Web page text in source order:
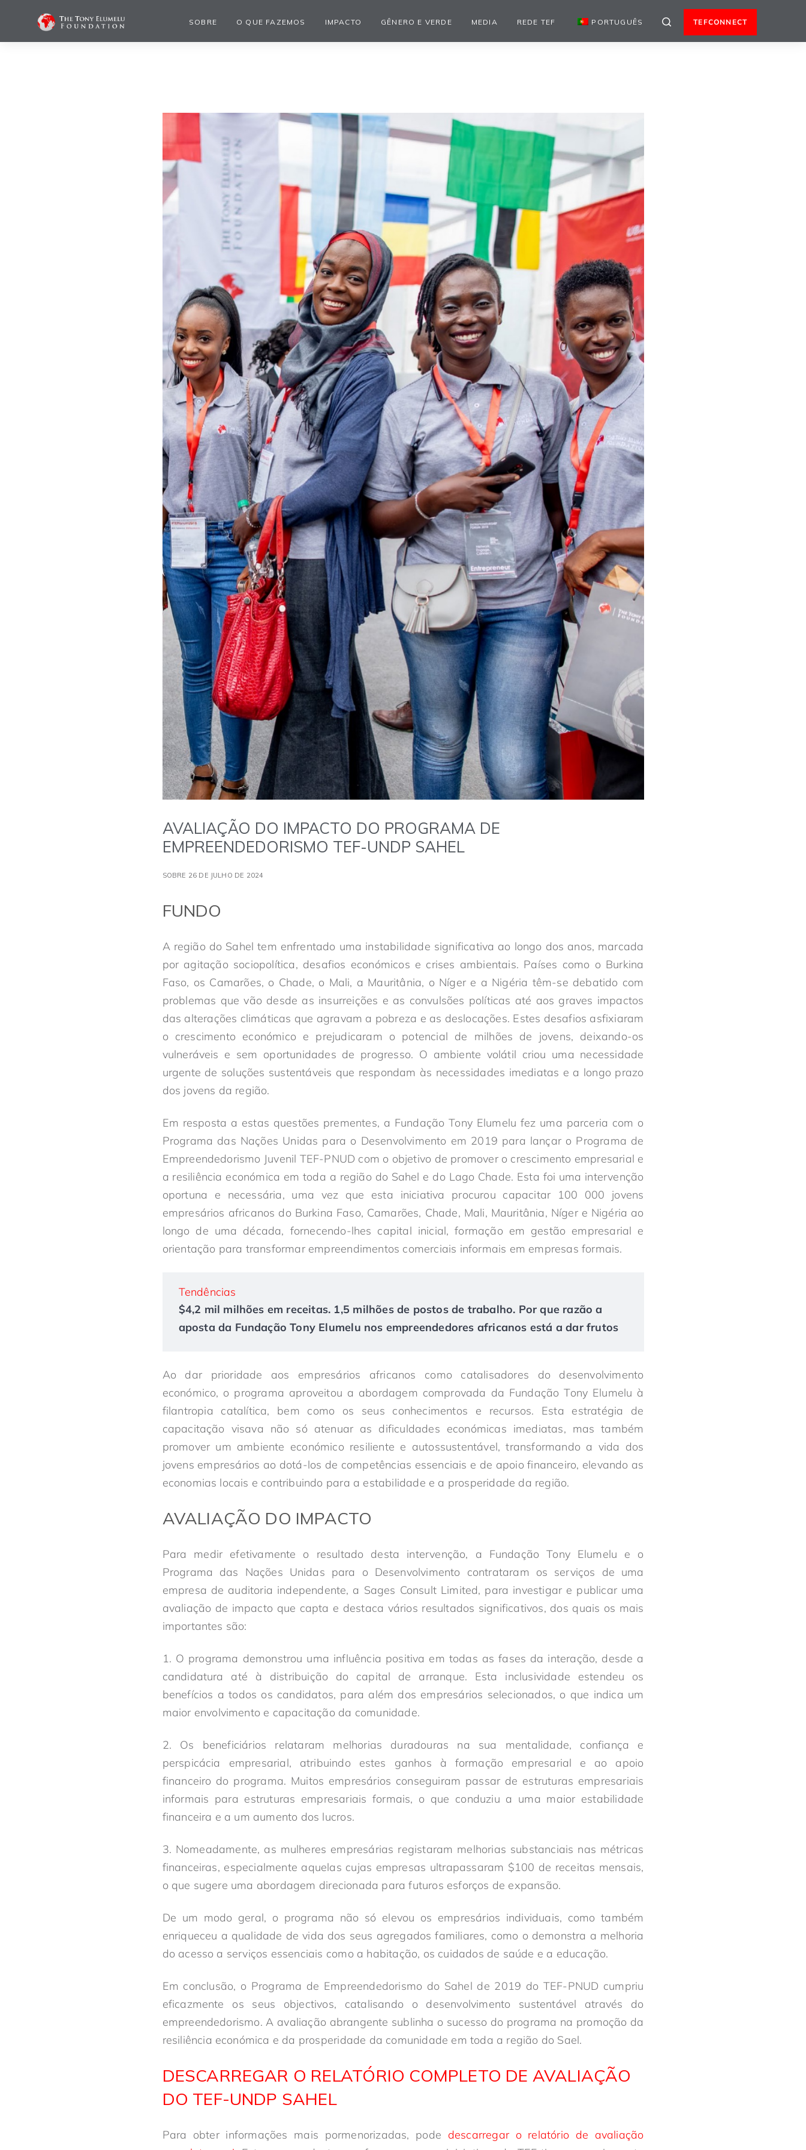
SOBRE O QUE FAZEMOS IMPACTO GÊNERO E VERDE MEDIA REDE TEF PORTUGUÊS TEFCONNECT
AVALIAÇÃO DO IMPACTO DO PROGRAMA DE
EMPREENDEDORISMO TEF-UNDP SAHEL
SOBRE 26 DE JULHO DE 2024
FUNDO
A região do Sahel tem enfrentado uma instabilidade significativa ao longo dos anos, marcada
por agitação sociopolítica, desafios económicos e crises ambientais. Países como o Burkina
Faso, os Camarões, o Chade, o Mali, a Mauritânia, o Níger e a Nigéria têm-se debatido com
problemas que vão desde as insurreições e as convulsões políticas até aos graves impactos
das alterações climáticas que agravam a pobreza e as deslocações. Estes desafios asfixiaram
o crescimento económico e prejudicaram o potencial de milhões de jovens, deixando-os
vulneráveis e sem oportunidades de progresso. O ambiente volátil criou uma necessidade
urgente de soluções sustentáveis que respondam às necessidades imediatas e a longo prazo
dos jovens da região.
Em resposta a estas questões prementes, a Fundação Tony Elumelu fez uma parceria com o
Programa das Nações Unidas para o Desenvolvimento em 2019 para lançar o Programa de
Empreendedorismo Juvenil TEF-PNUD com o objetivo de promover o crescimento empresarial e
a resiliência económica em toda a região do Sahel e do Lago Chade. Esta foi uma intervenção
oportuna e necessária, uma vez que esta iniciativa procurou capacitar 100 000 jovens
empresários africanos do Burkina Faso, Camarões, Chade, Mali, Mauritânia, Níger e Nigéria ao
longo de uma década, fornecendo-lhes capital inicial, formação em gestão empresarial e
orientação para transformar empreendimentos comerciais informais em empresas formais.
Tendências
$4,2 mil milhões em receitas. 1,5 milhões de postos de trabalho. Por que razão a
aposta da Fundação Tony Elumelu nos empreendedores africanos está a dar frutos
Ao dar prioridade aos empresários africanos como catalisadores do desenvolvimento
económico, o programa aproveitou a abordagem comprovada da Fundação Tony Elumelu à
filantropia catalítica, bem como os seus conhecimentos e recursos. Esta estratégia de
capacitação visava não só atenuar as dificuldades económicas imediatas, mas também
promover um ambiente económico resiliente e autossustentável, transformando a vida dos
jovens empresários ao dotá-los de competências essenciais e de apoio financeiro, elevando as
economias locais e contribuindo para a estabilidade e a prosperidade da região.
AVALIAÇÃO DO IMPACTO
Para medir efetivamente o resultado desta intervenção, a Fundação Tony Elumelu e o
Programa das Nações Unidas para o Desenvolvimento contrataram os serviços de uma
empresa de auditoria independente, a Sages Consult Limited, para investigar e publicar uma
avaliação de impacto que capta e destaca vários resultados significativos, dos quais os mais
importantes são:
1. O programa demonstrou uma influência positiva em todas as fases da interação, desde a
candidatura até à distribuição do capital de arranque. Esta inclusividade estendeu os
benefícios a todos os candidatos, para além dos empresários selecionados, o que indica um
maior envolvimento e capacitação da comunidade.
2. Os beneficiários relataram melhorias duradouras na sua mentalidade, confiança e
perspicácia empresarial, atribuindo estes ganhos à formação empresarial e ao apoio
financeiro do programa. Muitos empresários conseguiram passar de estruturas empresariais
informais para estruturas empresariais formais, o que conduziu a uma maior estabilidade
financeira e a um aumento dos lucros.
3. Nomeadamente, as mulheres empresárias registaram melhorias substanciais nas métricas
financeiras, especialmente aquelas cujas empresas ultrapassaram $100 de receitas mensais,
o que sugere uma abordagem direcionada para futuros esforços de expansão.
De um modo geral, o programa não só elevou os empresários individuais, como também
enriqueceu a qualidade de vida dos seus agregados familiares, como o demonstra a melhoria
do acesso a serviços essenciais como a habitação, os cuidados de saúde e a educação.
Em conclusão, o Programa de Empreendedorismo do Sahel de 2019 do TEF-PNUD cumpriu
eficazmente os seus objectivos, catalisando o desenvolvimento sustentável através do
empreendedorismo. A avaliação abrangente sublinha o sucesso do programa na promoção da
resiliência económica e da prosperidade da comunidade em toda a região do Sael.
DESCARREGAR O RELATÓRIO COMPLETO DE AVALIAÇÃO
DO TEF-UNDP SAHEL
Para obter informações mais pormenorizadas, pode descarregar o relatório de avaliação